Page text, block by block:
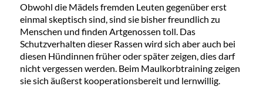
Obwohl die Mädels fremden Leuten gegenüber erst
einmal skeptisch sind, sind sie bisher freundlich zu
Menschen und finden Artgenossen toll. Das
Schutzverhalten dieser Rassen wird sich aber auch bei
diesen Hündinnen früher oder später zeigen, dies darf
nicht vergessen werden. Beim Maulkorbtraining zeigen
sie sich äußerst kooperationsbereit und lernwillig.